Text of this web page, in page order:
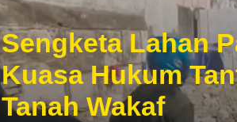
Sengketa Lahan
Kuasa Hukum
Tanah Wakaf